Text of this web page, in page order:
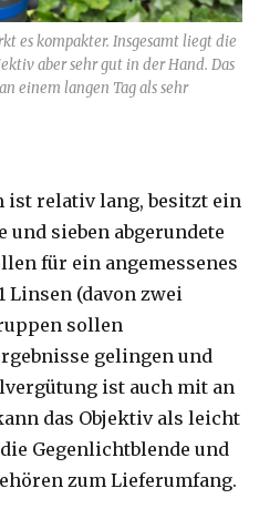
es kompakter. Insgesamt liegt die
aber sehr gut in der Hand. Das
einem langen Tag als sehr
ist relativ lang, besitzt ein
und sieben abgerundete
für ein angemessenes
Linsen (davon zwei
sollen
gelingen und
ist auch mit an
das Objektiv als leicht
Gegenlichtblende und
zum Lieferumfang.